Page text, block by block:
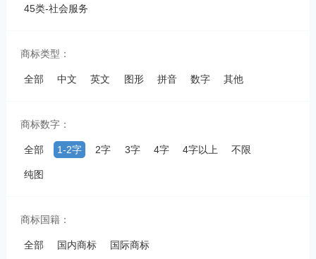
45类-社会服务
商标类型：
全部 中文 英文 图形 拼音 数字 其他
商标数字：
全部 1-2字 2字 3字 4字 4字以上 不限
纯图
商标国籍：
全部 国内商标 国际商标